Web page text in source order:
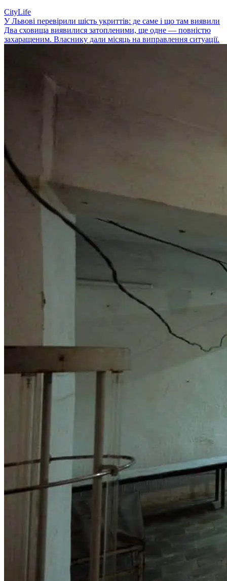
CityLife
У Львові перевірили шість укриттів: де саме і що там виявили
Два сховища виявилися затопленими, ще одне — повністю
захаращеним. Власнику дали місяць на виправлення ситуації.